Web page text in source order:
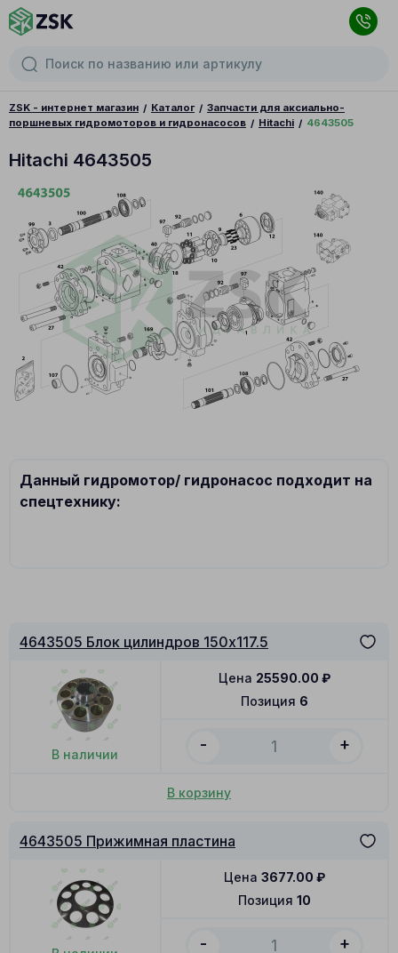
ZSK - интернет магазин Каталог
Запчасти для аксиально-
поршневых гидромоторов и гидронасосов
Hitachi 4643505
Hitachi 4643505
Данный гидромотор/ гидронасос подходит на
спецтехнику:
4643505 Блок цилиндров 150x117.5
В наличии
Позиция 6
Цена 25590.00 ₽
- +
В корзину
4643505 Прижимная пластина
Позиция 10
Цена 3677.00 ₽
- +